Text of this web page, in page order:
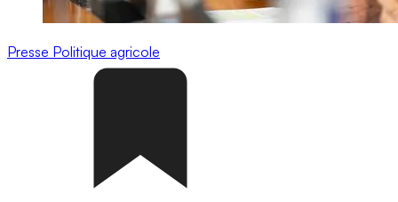
Presse Politique agricole